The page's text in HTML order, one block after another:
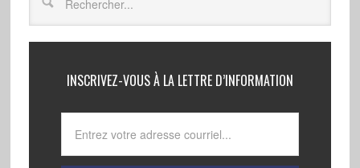
INSCRIVEZ-VOUS À LA LETTRE D’INFORMATION